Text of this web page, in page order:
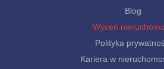
Blog
Wyceń
Polityka
Kariera w